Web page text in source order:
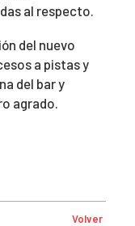
al respecto.
del nuevo
a pistas y
del bar y
agrado.
Volver